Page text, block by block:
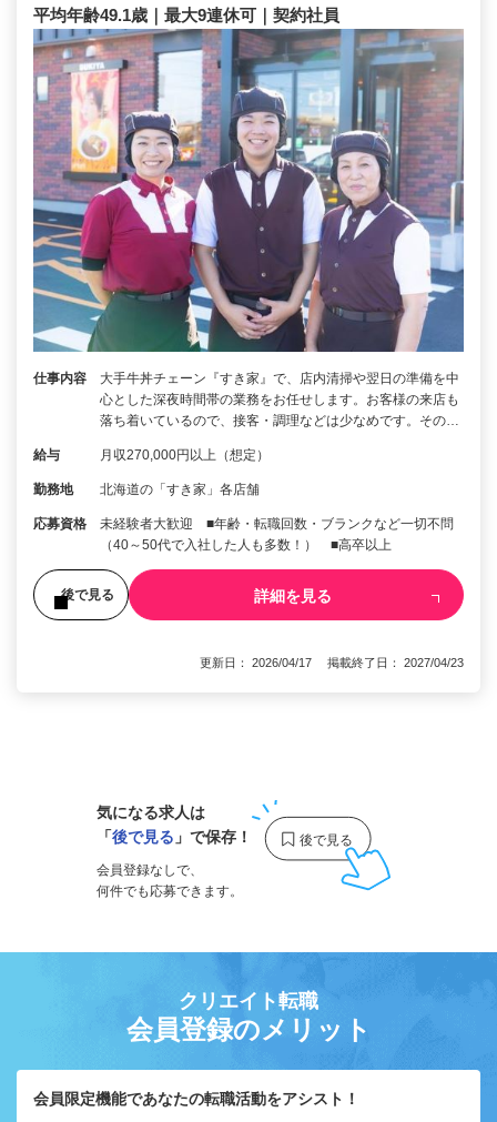
平均年齢49.1歳｜最大9連休可｜契約社員
仕事内容
大手牛丼チェーン『すき家』で、店内清掃や翌日の準備を中
心とした深夜時間帯の業務をお任せします。お客様の来店も
落ち着いているので、接客・調理などは少なめです。その…
給与 月収270,000円以上（想定）
勤務地 北海道の「すき家」各店舗
応募資格
未経験者大歓迎 ■年齢・転職回数・ブランクなど一切不問
（40～50代で入社した人も多数！） ■高卒以上
後で見る 詳細を見る
更新日： 2026/04/17 掲載終了日： 2027/04/23
気になる求人は
「後で見る 」で保存！
会員登録なしで、
何件でも応募できます。
クリエイト転職
会員登録のメリット
会員限定機能であなたの転職活動をアシスト！